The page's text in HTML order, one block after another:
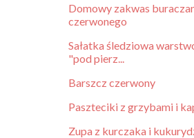
Domowy zakwas
czerwonego
Sałatka śledziowa
"pod pierz...
Barszcz czerwony
Paszteciki z grzybami i
Zupa z kurczaka i